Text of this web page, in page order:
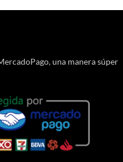
una manera súper